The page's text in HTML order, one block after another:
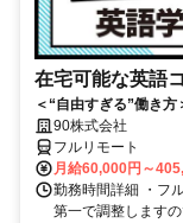
在宅可能な英語
＜“自由すぎる”働き方
90株式会社
フルリモート
月給60,000円～
勤務時間詳細 ・フ
第一で調整します